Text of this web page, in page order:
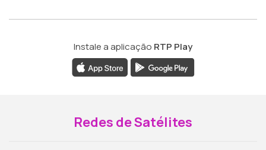
Instale a aplicação RTP Play
Redes de Satélites